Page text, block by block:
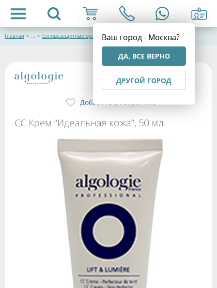
Ваш город - Москва?
ДА, ВСЕ ВЕРНО
ДРУГОЙ ГОРОД
Главная > ... > Cолнцезащитные средства
СС Крем “Идеальная кожа”, 50 мл.
Добавить в избранное